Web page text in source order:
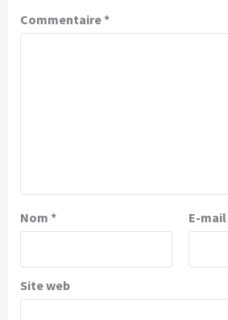
Commentaire*
Nom * E-mail
Site web